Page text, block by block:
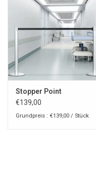
Stopper Point
€139,00
Grundpreis : €139,00 / Stück